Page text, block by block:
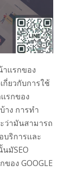
เเรกของ
กี่ยวกับการใช้
รกของ
าง การทำ
ะว่ามันสามารถ
ริการเเละ
นมัSEO
อง GOOGLE